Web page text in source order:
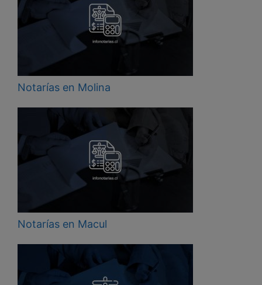
Notarías en Molina
Notarías en Macul